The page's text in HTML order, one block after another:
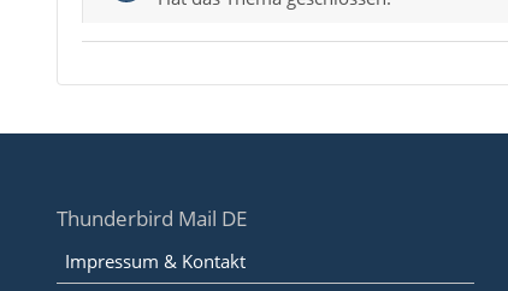
Thunderbird Mail DE
Impressum & Kontakt